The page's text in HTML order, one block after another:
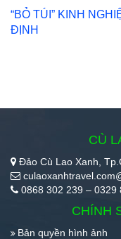
“BỎ TÚI” KINH
ĐỊNH
CÙ
Đảo Cù Lao Xanh,
0868 302 239 – 0329
CHÍNH
Bản quyền hình ảnh